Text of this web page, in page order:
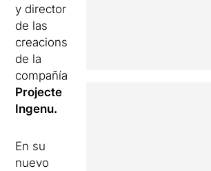
y director
de las
creacions
de la
compañía
Projecte
Ingenu.
En su
nuevo